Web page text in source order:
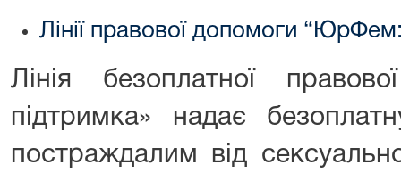
Лінії правової допомоги
Лінія безоплатної
підтримка» надає
постраждалим від